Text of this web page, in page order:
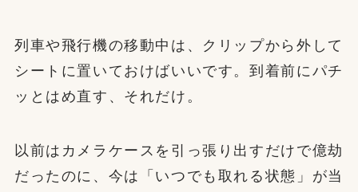
列車や飛行機の移動中は、クリップから外して
シートに置いておけばいいです。到着前にパチ
ッとはめ直す、それだけ。
以前はカメラケースを引っ張り出すだけで億劫
だったのに、今は「いつでも取れる状態」が当